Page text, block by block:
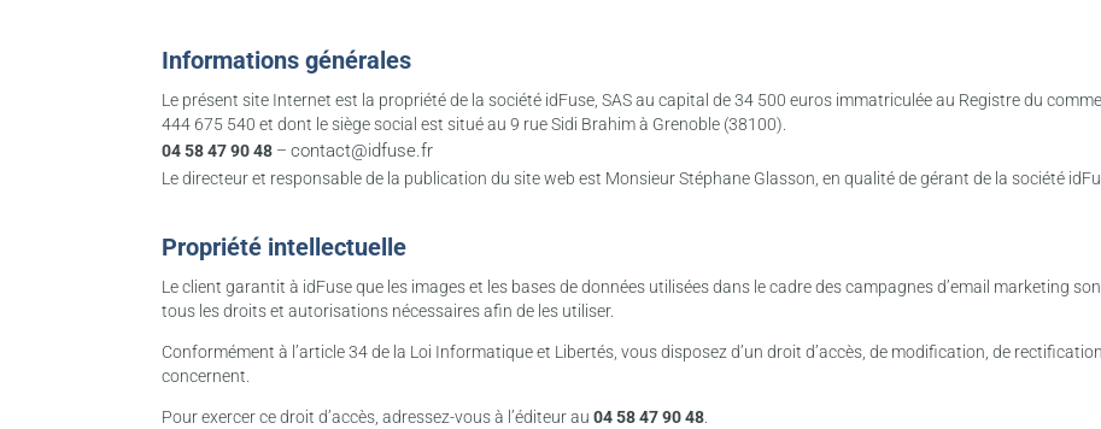
Informations générales
Le présent site Internet est la propriété de la société idFuse, SAS au capital de 34 500 euros immatriculée au Registre du
444 675 540 et dont le siège social est situé au 9 rue Sidi Brahim à Grenoble (38100).
04 58 47 90 48 – contact@idfuse.fr
Le directeur et responsable de la publication du site web est Monsieur Stéphane Glasson, en qualité de gérant de la société
Propriété intellectuelle
Le client garantit à idFuse que les images et les bases de données utilisées dans le cadre des campagnes d’email marketing
tous les droits et autorisations nécessaires afin de les utiliser.
Conformément à l’article 34 de la Loi Informatique et Libertés, vous disposez d’un droit d’accès, de modification, de
concernent.
Pour exercer ce droit d’accès, adressez-vous à l’éditeur au 04 58 47 90 48